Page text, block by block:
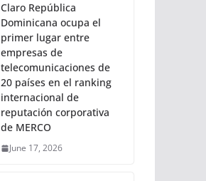
Claro República
Dominicana ocupa el
primer lugar entre
empresas de
telecomunicaciones de
20 países en el ranking
internacional de
reputación corporativa
de MERCO
June 17, 2026